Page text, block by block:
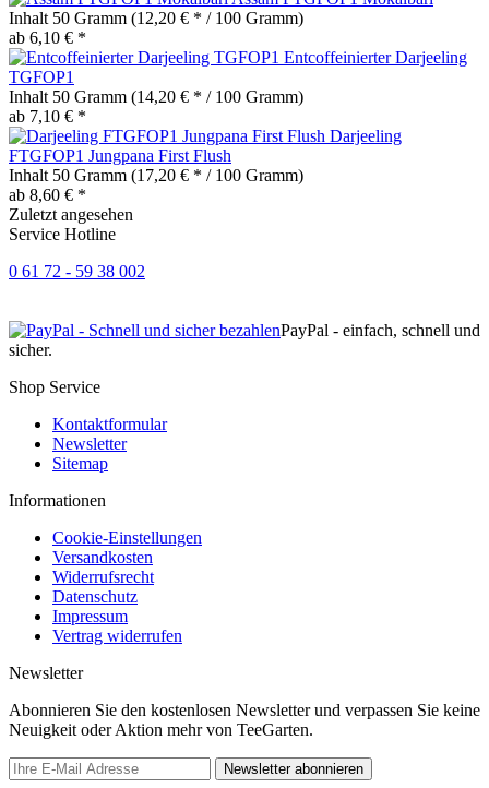
Inhalt 50 Gramm (12,20 € * / 100 Gramm)
ab 6,10 € *
Entcoffeinierter Darjeeling
TGFOP1
Inhalt 50 Gramm (14,20 € * / 100 Gramm)
ab 7,10 € *
Darjeeling
FTGFOP1 Jungpana First Flush
Inhalt 50 Gramm (17,20 € * / 100 Gramm)
ab 8,60 € *
Zuletzt angesehen
Service Hotline
0 61 72 - 59 38 002
PayPal - einfach, schnell und
sicher.
Shop Service
Kontaktformular
Newsletter
Sitemap
Informationen
Cookie-Einstellungen
Versandkosten
Widerrufsrecht
Datenschutz
Impressum
Vertrag widerrufen
Newsletter
Abonnieren Sie den kostenlosen Newsletter und verpassen Sie keine
Neuigkeit oder Aktion mehr von TeeGarten.
Newsletter abonnieren